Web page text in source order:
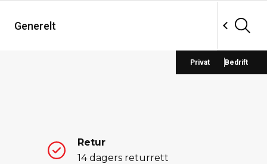
Generelt
Privat Bedrift
Retur
14 dagers returrett